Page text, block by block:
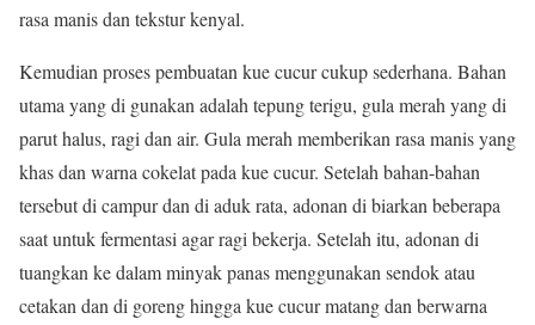
rasa manis dan tekstur kenyal.
Kemudian proses pembuatan kue cucur cukup sederhana. Bahan
utama yang di gunakan adalah tepung terigu, gula merah yang di
parut halus, ragi dan air. Gula merah memberikan rasa manis yang
khas dan warna cokelat pada kue cucur. Setelah bahan-bahan
tersebut di campur dan di aduk rata, adonan di biarkan beberapa
saat untuk fermentasi agar ragi bekerja. Setelah itu, adonan di
tuangkan ke dalam minyak panas menggunakan sendok atau
cetakan dan di goreng hingga kue cucur matang dan berwarna